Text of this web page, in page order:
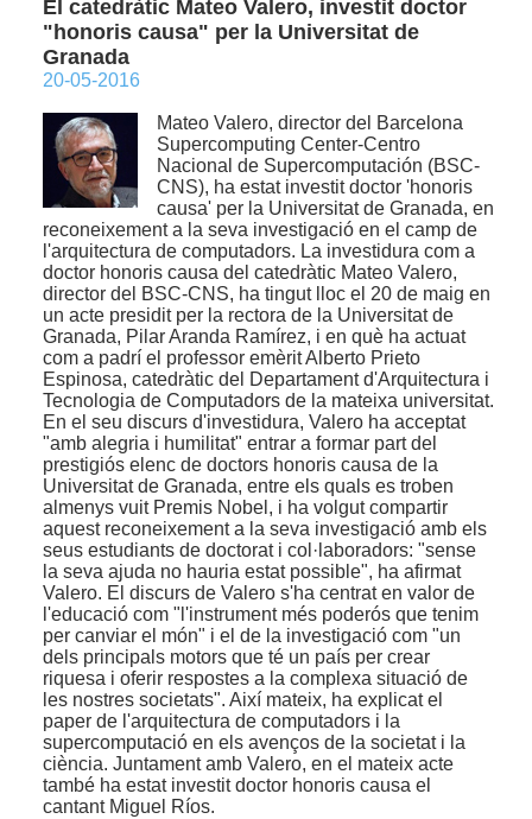
El catedràtic Mateo Valero, investit doctor
"honoris causa" per la Universitat de
Granada
20-05-2016
Mateo Valero, director del Barcelona
Supercomputing Center-Centro
Nacional de Supercomputación (BSC-
CNS), ha estat investit doctor 'honoris
causa' per la Universitat de Granada, en
reconeixement a la seva investigació en el camp de
l'arquitectura de computadors. La investidura com a
doctor honoris causa del catedràtic Mateo Valero,
director del BSC-CNS, ha tingut lloc el 20 de maig en
un acte presidit per la rectora de la Universitat de
Granada, Pilar Aranda Ramírez, i en què ha actuat
com a padrí el professor emèrit Alberto Prieto
Espinosa, catedràtic del Departament d'Arquitectura i
Tecnologia de Computadors de la mateixa universitat.
En el seu discurs d'investidura, Valero ha acceptat
"amb alegria i humilitat" entrar a formar part del
prestigiós elenc de doctors honoris causa de la
Universitat de Granada, entre els quals es troben
almenys vuit Premis Nobel, i ha volgut compartir
aquest reconeixement a la seva investigació amb els
seus estudiants de doctorat i col·laboradors: "sense
la seva ajuda no hauria estat possible", ha afirmat
Valero. El discurs de Valero s'ha centrat en valor de
l'educació com "l'instrument més poderós que tenim
per canviar el món" i el de la investigació com "un
dels principals motors que té un país per crear
riquesa i oferir respostes a la complexa situació de
les nostres societats". Així mateix, ha explicat el
paper de l'arquitectura de computadors i la
supercomputació en els avenços de la societat i la
ciència. Juntament amb Valero, en el mateix acte
també ha estat investit doctor honoris causa el
cantant Miguel Ríos.